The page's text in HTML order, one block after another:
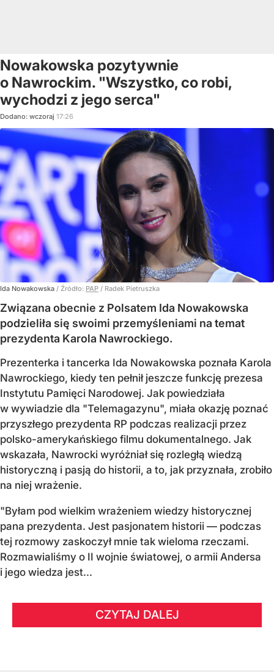
Nowakowska pozytywnie
o Nawrockim. "Wszystko, co robi,
wychodzi z jego serca"
Dodano: wczoraj 17:26
Ida Nowakowska / Źródło: PAP / Radek Pietruszka
Związana obecnie z Polsatem Ida Nowakowska
podzieliła się swoimi przemyśleniami na temat
prezydenta Karola Nawrockiego.
Prezenterka i tancerka Ida Nowakowska poznała Karola
Nawrockiego, kiedy ten pełnił jeszcze funkcję prezesa
Instytutu Pamięci Narodowej. Jak powiedziała
w wywiadzie dla "Telemagazynu", miała okazję poznać
przyszłego prezydenta RP podczas realizacji przez
polsko-amerykańskiego filmu dokumentalnego. Jak
wskazała, Nawrocki wyróżniał się rozległą wiedzą
historyczną i pasją do historii, a to, jak przyznała, zrobiło
na niej wrażenie.
"Byłam pod wielkim wrażeniem wiedzy historycznej
pana prezydenta. Jest pasjonatem historii — podczas
tej rozmowy zaskoczył mnie tak wieloma rzeczami.
Rozmawialiśmy o II wojnie światowej, o armii Andersa
i jego wiedza jest...
CZYTAJ DALEJ